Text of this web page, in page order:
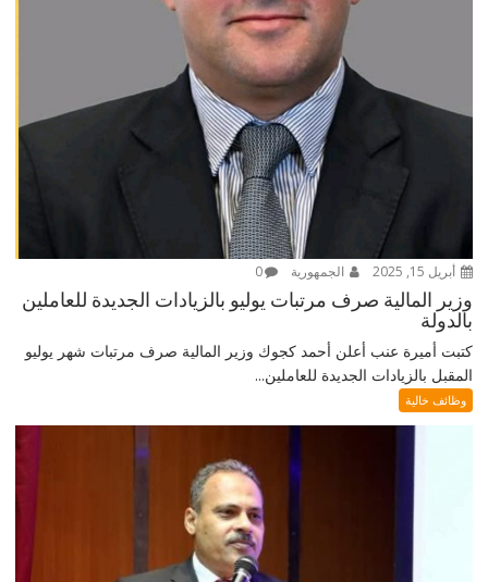
أبريل 15, 2025 الجمهورية 0
وزير المالية صرف مرتبات يوليو بالزيادات الجديدة للعاملين
بالدولة
كتبت أميرة عنب أعلن أحمد كجوك وزير المالية صرف مرتبات شهر يوليو
المقبل بالزيادات الجديدة للعاملين...
وظائف خالية